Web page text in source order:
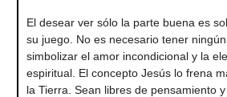
El desear ver sólo la parte buena es
su juego. No es necesario tener
simbolizar el amor incondicional y la
espiritual. El concepto Jesús lo frena
la Tierra. Sean libres de pensamiento